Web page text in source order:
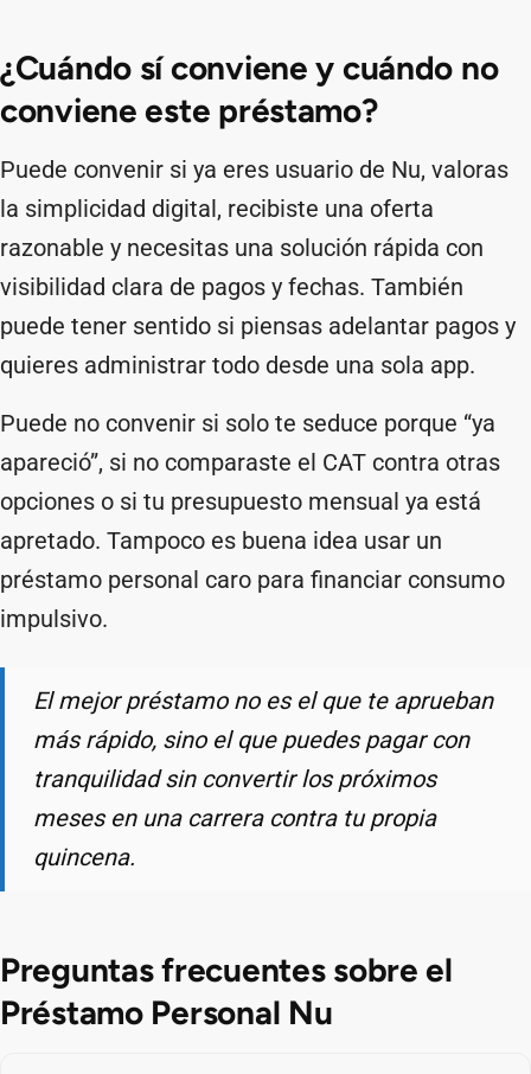
¿Cuándo sí conviene y cuándo no
conviene este préstamo?
Puede convenir si ya eres usuario de Nu, valoras
la simplicidad digital, recibiste una oferta
razonable y necesitas una solución rápida con
visibilidad clara de pagos y fechas. También
puede tener sentido si piensas adelantar pagos y
quieres administrar todo desde una sola app.
Puede no convenir si solo te seduce porque “ya
apareció”, si no comparaste el CAT contra otras
opciones o si tu presupuesto mensual ya está
apretado. Tampoco es buena idea usar un
préstamo personal caro para financiar consumo
impulsivo.
El mejor préstamo no es el que te aprueban
más rápido, sino el que puedes pagar con
tranquilidad sin convertir los próximos
meses en una carrera contra tu propia
quincena.
Preguntas frecuentes sobre el
Préstamo Personal Nu